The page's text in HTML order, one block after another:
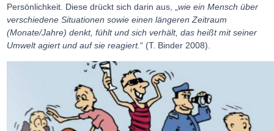
Persönlichkeit. Diese drückt sich darin aus, „wie ein Mensch über
verschiedene Situationen sowie einen längeren Zeitraum
(Monate/Jahre) denkt, fühlt und sich verhält, das heißt mit seiner
Umwelt agiert und auf sie reagiert.“ (T. Binder 2008).